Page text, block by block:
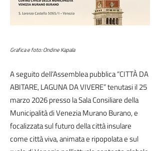
Grafica e foto: Ondine Kapala
A seguito dell’Assemblea pubblica “CITTÀ DA
ABITARE, LAGUNA DA VIVERE” tenutasi il 25
marzo 2026 presso la Sala Consiliare della
Municipalità di Venezia Murano Burano, e
focalizzata sul futuro della città insulare
come città viva, animata e ripopolata e sul